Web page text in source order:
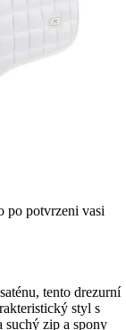
po potvrzeni vasi
tento drezurní
styl s
suchý zip a spony